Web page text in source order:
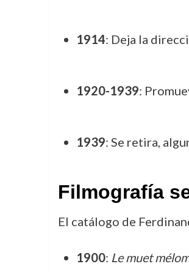
1914: Deja la
1920-1939:
1939: Se retira,
Filmografía
El catálogo de
1900: Le muet